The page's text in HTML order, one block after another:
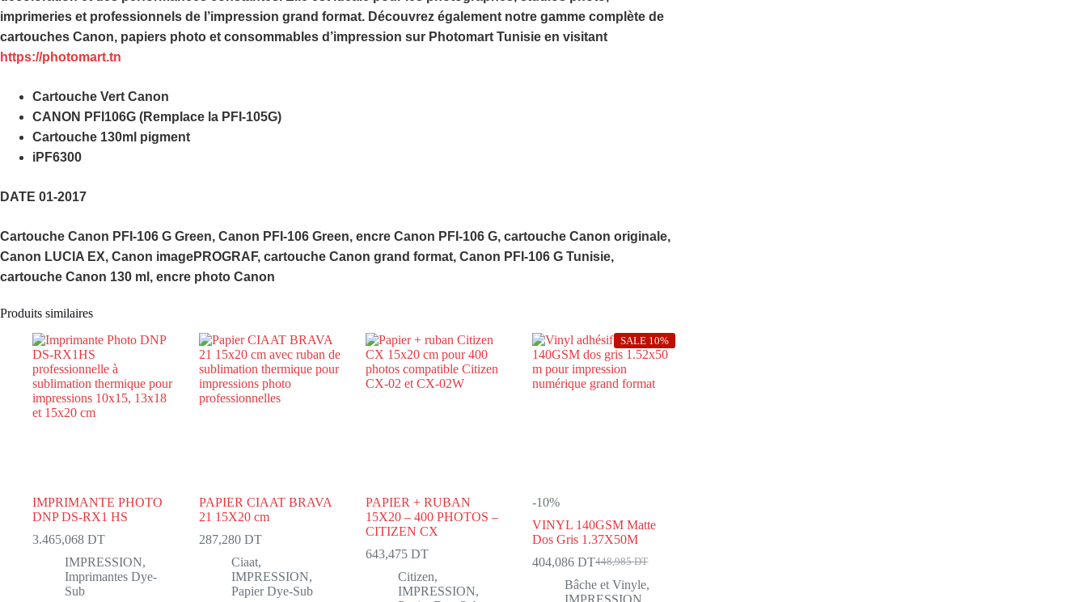
imprimeries et professionnels de l’impression grand format. Découvrez également notre gamme complète de
cartouches Canon, papiers photo et consommables d’impression sur Photomart Tunisie en visitant
https://photomart.tn
Cartouche Vert Canon
CANON PFI106G (Remplace la PFI-105G)
Cartouche 130ml pigment
iPF6300
DATE 01-2017
Cartouche Canon PFI-106 G Green, Canon PFI-106 Green, encre Canon PFI-106 G, cartouche Canon originale,
Canon LUCIA EX, Canon imagePROGRAF, cartouche Canon grand format, Canon PFI-106 G Tunisie,
cartouche Canon 130 ml, encre photo Canon
Produits similaires
IMPRIMANTE PHOTO
DNP DS-RX1 HS
3.465,068 DT
IMPRESSION,
Imprimantes Dye-
Sub
PAPIER CIAAT BRAVA
21 15X20 cm
287,280DT
Ciaat,
IMPRESSION,
Papier Dye-Sub
PAPIER + RUBAN
15X20 – 400 PHOTOS –
CITIZEN CX
643,475DT
Citizen,
IMPRESSION,
-10%
VINYL 140GSM Matte
Dos Gris 1.37X50M
SALE 10%
448,985DT
Le
prix
initial
404,086DTLe
prix
actuel
Bâche et Vinyle,
IMPRESSION